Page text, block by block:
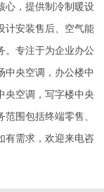
心，提供制冷制暖设
计安装售后、空气能
。专注于为企业办公
中央空调，办公楼中
央空调，写字楼中央
围包括终端零售、
有需求，欢迎来电咨